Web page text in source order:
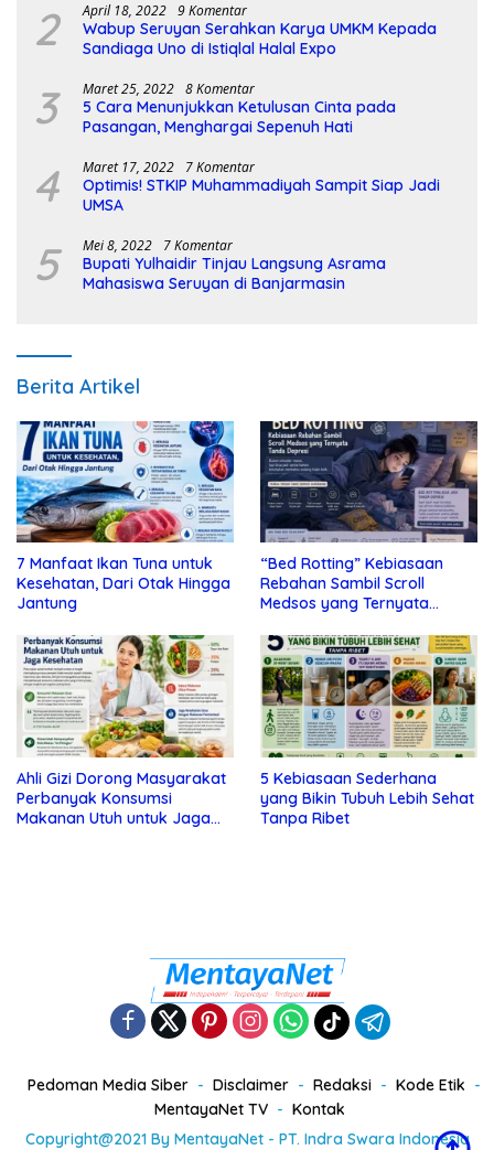
2 April 18, 2022 9 Komentar
Wabup Seruyan Serahkan Karya UMKM Kepada
Sandiaga Uno di Istiqlal Halal Expo
3 Maret 25, 2022 8 Komentar
5 Cara Menunjukkan Ketulusan Cinta pada
Pasangan, Menghargai Sepenuh Hati
4 Maret 17, 2022 7 Komentar
Optimis! STKIP Muhammadiyah Sampit Siap Jadi
UMSA
5 Mei 8, 2022 7 Komentar
Bupati Yulhaidir Tinjau Langsung Asrama
Mahasiswa Seruyan di Banjarmasin
Berita Artikel
7 Manfaat Ikan Tuna untuk
Kesehatan, Dari Otak Hingga
Jantung
“Bed Rotting” Kebiasaan
Rebahan Sambil Scroll
Medsos yang Ternyata
Ahli Gizi Dorong Masyarakat
Perbanyak Konsumsi
Makanan Utuh untuk Jaga
5 Kebiasaan Sederhana
yang Bikin Tubuh Lebih Sehat
Tanpa Ribet
Pedoman Media Siber Disclaimer Redaksi
Kode Etik
MentayaNet TV
Kontak
Copyright@2021 By MentayaNet - PT. Indra Swara Indonesia